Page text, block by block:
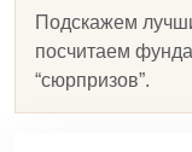
Подскажем
посчитаем
“сюрпризов”.